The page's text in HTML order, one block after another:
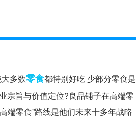
多数零食都特别好吃 少部分零食是
宗旨与价值定位?良品铺子在高端零
端零食”路线是他们未来十多年战略